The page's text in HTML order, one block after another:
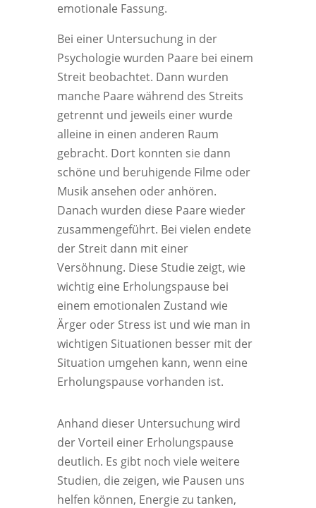
emotionale Fassung.
Bei einer Untersuchung in der
Psychologie wurden Paare bei einem
Streit beobachtet. Dann wurden
manche Paare während des Streits
getrennt und jeweils einer wurde
alleine in einen anderen Raum
gebracht. Dort konnten sie dann
schöne und beruhigende Filme oder
Musik ansehen oder anhören.
Danach wurden diese Paare wieder
zusammengeführt. Bei vielen endete
der Streit dann mit einer
Versöhnung. Diese Studie zeigt, wie
wichtig eine Erholungspause bei
einem emotionalen Zustand wie
Ärger oder Stress ist und wie man in
wichtigen Situationen besser mit der
Situation umgehen kann, wenn eine
Erholungspause vorhanden ist.
Anhand dieser Untersuchung wird
der Vorteil einer Erholungspause
deutlich. Es gibt noch viele weitere
Studien, die zeigen, wie Pausen uns
helfen können, Energie zu tanken,